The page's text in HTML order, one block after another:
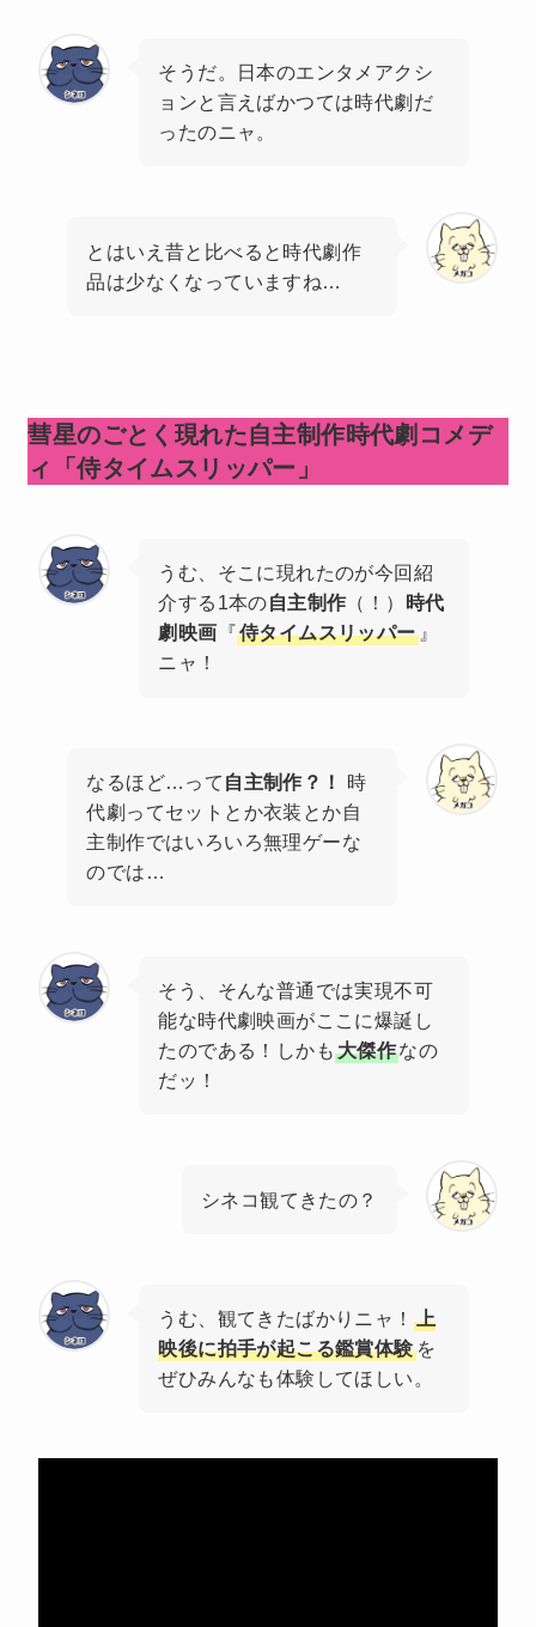
そうだ。日本のエンタメアクシ
ョンと言えばかつては時代劇だ
ったのニャ。
とはいえ昔と比べると時代劇作
品は少なくなっていますね…
彗星のごとく現れた自主制作時代劇コメデ
ィ「侍タイムスリッパー」
うむ、そこに現れたのが今回紹
介する1本の自主制作 （！）
時代
劇映画 『侍タイムスリッパー』
ニャ！
なるほど…って 自主制作？！
時
代劇ってセットとか衣装とか自
主制作ではいろいろ無理ゲーな
のでは…
そう、そんな普通では実現不可
能な時代劇映画がここに爆誕し
たのである！しかも大傑作なの
だッ！
シネコ観てきたの？
うむ、観てきたばかりニャ！ 上
映後に拍手が起こる鑑賞体験を
ぜひみんなも体験してほしい。